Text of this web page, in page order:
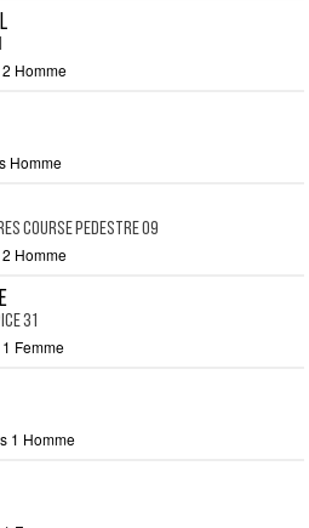
Homme
Homme
Course Pedestre 09
Homme
31
Femme
1 Homme